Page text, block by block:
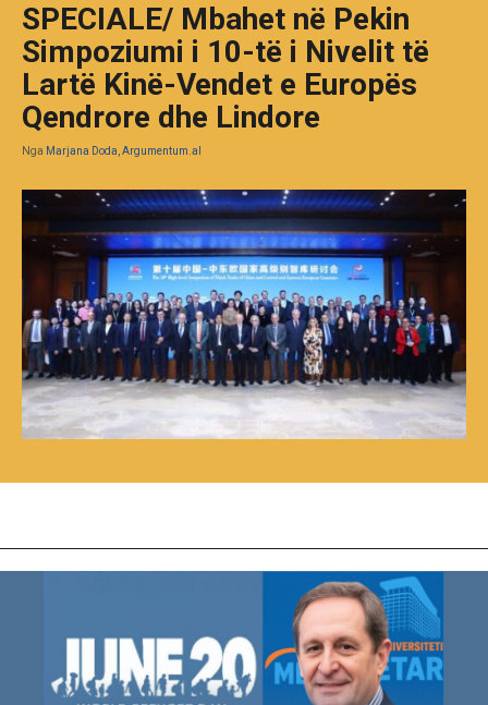
SPECIALE/ Mbahet në Pekin
Simpoziumi i 10-të i Nivelit të
Lartë Kinë-Vendet e Europës
Qendrore dhe Lindore
Nga Marjana Doda, Argumentum.al